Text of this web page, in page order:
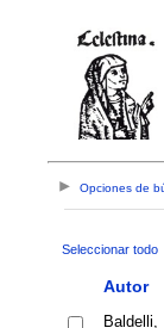
Opciones de
Seleccionar todo
Autor
Baldelli,